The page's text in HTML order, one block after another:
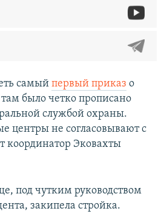
самый первый приказ о
было четко прописано
службой охраны.
центры не согласовывают с
координатор Эковахты
под чутким руководством
закипела стройка.